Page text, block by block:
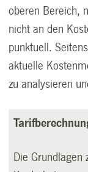
oberen Bereich,
nicht an den
punktuell.
aktuelle
zu analysieren
Die Grundlagen